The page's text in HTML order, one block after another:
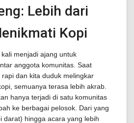
Lebih dari
Kopi
menjadi ajang untuk
anggota komunitas. Saat
dan kita duduk melingkar
semuanya terasa lebih akrab.
hanya terjadi di satu komunitas
ke berbagai pelosok. Dari yang
darat) hingga acara yang lebih